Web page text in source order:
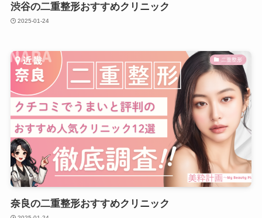
渋谷の二重整形おすすめクリニック
2025-01-24
二重整形
奈良の二重整形おすすめクリニック